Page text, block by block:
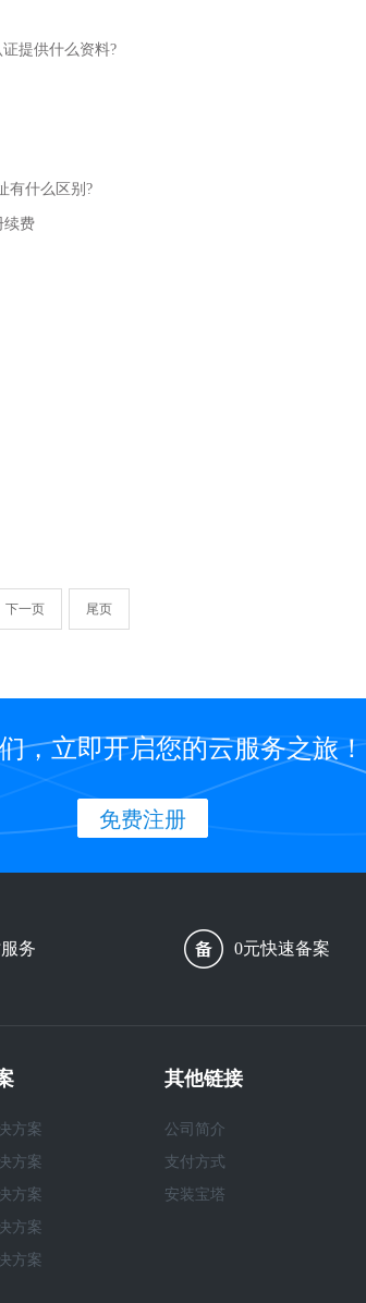
提供什么资料?
有什么区别?
续费
下一页 尾页
，立即开启您的云服务之旅！
免费注册
务 0元快速备案
方案
方案
方案
方案
方案
其他链接
公司简介
支付方式
安装宝塔